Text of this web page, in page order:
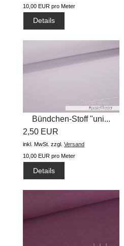
10,00 EUR pro Meter
Details
Bündchen-Stoff "uni...
2,50 EUR
inkl. MwSt. zzgl. Versand
10,00 EUR pro Meter
Details